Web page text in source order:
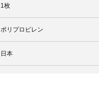
1枚
ポリプロピレン
日本